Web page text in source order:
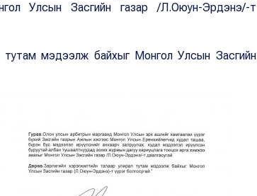
Улсын Засгийн газар /Л.Оюун-Эрдэнэ/-т
тутам мэдээлж байхыг Монгол Улсын Засгийн